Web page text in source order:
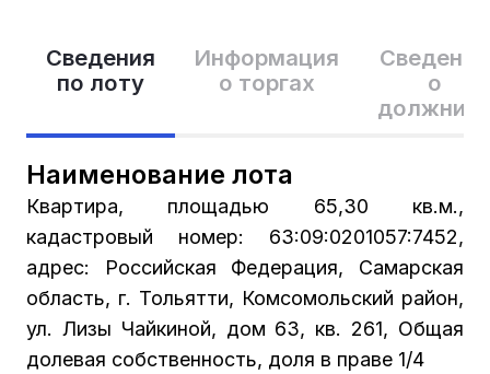
Сведения
по лоту
Информация
о торгах
Сведения
о
Наименование лота
Квартира, площадью 65,30 кв.м.,
кадастровый номер: 63:09:0201057:7452,
адрес: Российская Федерация, Самарская
область, г. Тольятти, Комсомольский район,
ул. Лизы Чайкиной, дом 63, кв. 261, Общая
долевая собственность, доля в праве 1/4